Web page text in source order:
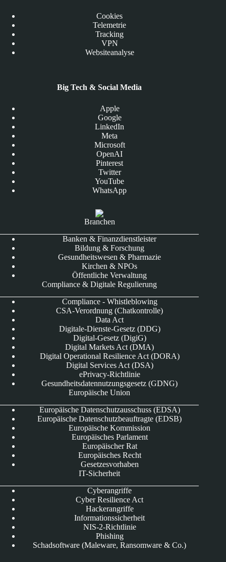
Cookies
Telemetrie
Tracking
VPN
Websiteanalyse
Big Tech & Social Media
Apple
Google
LinkedIn
Meta
Microsoft
OpenAI
Pinterest
Twitter
YouTube
WhatsApp
Branchen
Banken & Finanzdienstleister
Bildung & Forschung
Gesundheitswesen & Pharmazie
Kirchen & NPOs
Öffentliche Verwaltung
Compliance & Digitale Regulierung
Compliance - Whistleblowing
CSA-Verordnung (Chatkontrolle)
Data Act
Digitale-Dienste-Gesetz (DDG)
Digital-Gesetz (DigiG)
Digital Markets Act (DMA)
Digital Operational Resilience Act (DORA)
Digital Services Act (DSA)
ePrivacy-Richtlinie
Gesundheitsdatennutzungsgesetz (GDNG)
Europäische Union
Europäische Datenschutzausschuss (EDSA)
Europäische Datenschutzbeauftragte (EDSB)
Europäische Kommission
Europäisches Parlament
Europäischer Rat
Europäisches Recht
Gesetzesvorhaben
IT-Sicherheit
Cyberangriffe
Cyber Resilience Act
Hackerangriffe
Informationssicherheit
NIS-2-Richtlinie
Phishing
Schadsoftware (Maleware, Ransomware & Co.)